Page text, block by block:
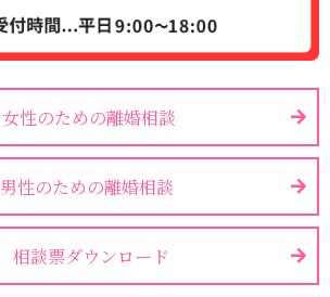
女性のための離婚相談
男性のための離婚相談
相談票ダウンロード